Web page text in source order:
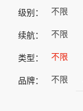
级别： 不限
续航： 不限
类型： 不限
品牌： 不限